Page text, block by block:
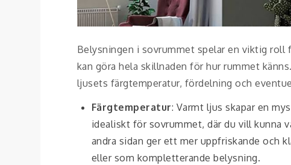
Belysningen i sovrummet spelar en viktig roll
kan göra hela skillnaden för hur rummet
ljusets färgtemperatur, fördelning och
Färgtemperatur: Varmt ljus skapar en
idealiskt för sovrummet, där du vill kunna
andra sidan ger ett mer uppfriskande och
eller som kompletterande belysning.